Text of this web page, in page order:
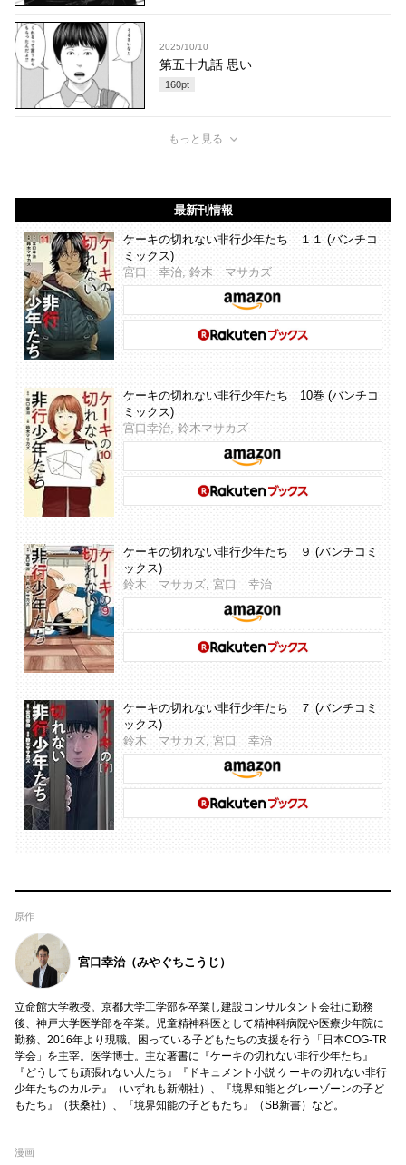
2025/10/10
第五十九話 思い
160pt
もっと見る
最新刊情報
ケーキの切れない非行少年たち １１ (バンチコ
ミックス)
宮口 幸治, 鈴木 マサカズ
ケーキの切れない非行少年たち 10巻 (バンチコ
ミックス)
宮口幸治, 鈴木マサカズ
ケーキの切れない非行少年たち ９ (バンチコミ
ックス)
鈴木 マサカズ, 宮口 幸治
ケーキの切れない非行少年たち ７ (バンチコミ
ックス)
鈴木 マサカズ, 宮口 幸治
原作
宮口幸治（みやぐちこうじ）
立命館大学教授。京都大学工学部を卒業し建設コンサルタント会社に勤務
後、神戸大学医学部を卒業。児童精神科医として精神科病院や医療少年院に
勤務、2016年より現職。困っている子どもたちの支援を行う「日本COG-TR
学会」を主宰。医学博士。主な著書に『ケーキの切れない非行少年たち』
『どうしても頑張れない人たち』『ドキュメント小説 ケーキの切れない非行
少年たちのカルテ』（いずれも新潮社）、『境界知能とグレーゾーンの子ど
もたち』（扶桑社）、『境界知能の子どもたち』（SB新書）など。
漫画